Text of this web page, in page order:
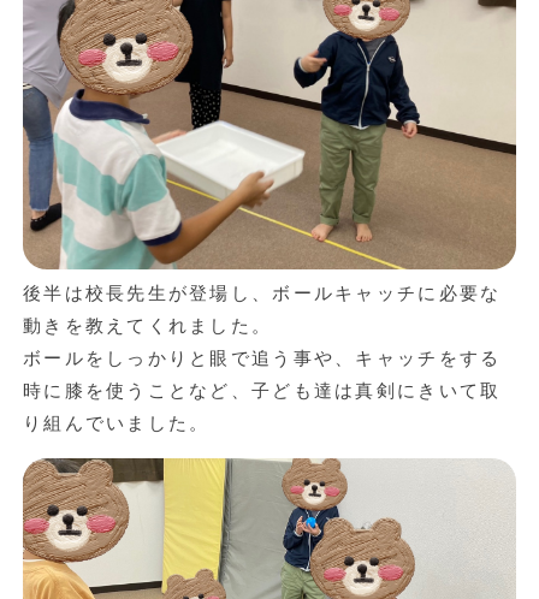
後半は校長先生が登場し、ボールキャッチに必要な
動きを教えてくれました。
ボールをしっかりと眼で追う事や、キャッチをする
時に膝を使うことなど、子ども達は真剣にきいて取
り組んでいました。